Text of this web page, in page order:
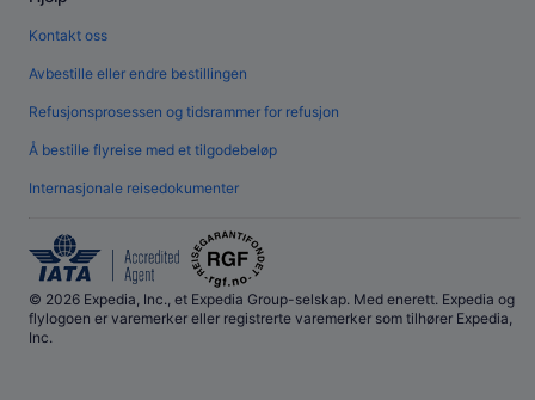
Kontakt oss
Avbestille eller endre bestillingen
Refusjonsprosessen og tidsrammer for refusjon
Å bestille flyreise med et tilgodebeløp
Internasjonale reisedokumenter
© 2026 Expedia, Inc., et Expedia Group-selskap. Med enerett. Expedia og
flylogoen er varemerker eller registrerte varemerker som tilhører Expedia,
Inc.